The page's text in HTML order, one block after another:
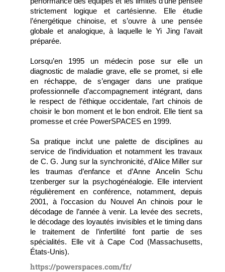
strictement logique et cartésienne. Elle étudie
l’énergétique chinoise, et s’ouvre à une pensée
globale et analogique, à laquelle le Yi Jing l’avait
préparée.
Lorsqu’en 1995 un médecin pose sur elle un
diagnostic de maladie grave, elle se promet, si elle
en réchappe, de s’engager dans une pratique
professionnelle d’accompagnement intégrant, dans
le respect de l’éthique occidentale, l’art chinois de
choisir le bon moment et le bon endroit. Elle tient sa
promesse et crée PowerSPACES en 1999.
Sa pratique inclut une palette de disciplines au
service de l’individuation et notamment les travaux
de C. G. Jung sur la synchronicité, d’Alice Miller sur
les traumas d’enfance et d’Anne Ancelin Schu
tzenberger sur la psychogénéalogie. Elle intervient
régulièrement en conférence, notamment, depuis
2001, à l’occasion du Nouvel An chinois pour le
décodage de l’année à venir. La levée des secrets,
le décodage des loyautés invisibles et le timing dans
le traitement de l’infertilité font partie de ses
spécialités. Elle vit à Cape Cod (Massachusetts,
États-Unis).
https://powerspaces.com/fr/